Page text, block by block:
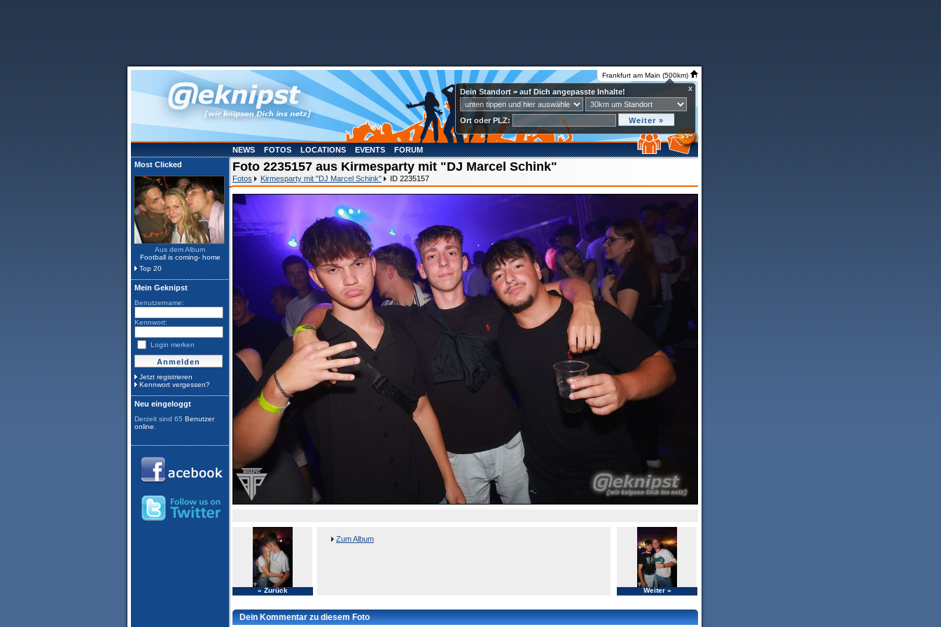
Frankfurt am Main (500km)
Dein Standort = auf Dich angepasste Inhalte! x
Ort oder PLZ:
NEWS FOTOS LOCATIONS EVENTS
FORUM
Most Clicked
Aus dem Album
Football is coming- home
Top 20
Mein Geknipst
Benutzername:
Kennwort:
Login merken
Jetzt registrieren
Kennwort vergessen?
Neu eingeloggt
Derzeit sind 65 Benutzer
online
Foto 2235157 aus Kirmesparty mit "DJ Marcel Schink"
Fotos Kirmesparty mit "DJ Marcel Schink" ID 2235157
Weiter »
« Zurück
Zum Album
Dein Kommentar zu diesem Foto